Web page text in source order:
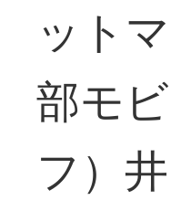
ット
部モ
フ）